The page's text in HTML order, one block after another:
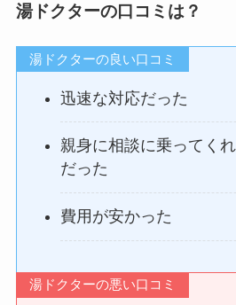
湯ドクターの口コミは？
湯ドクターの良い口コミ
迅速な対応だった
親身に相談に乗ってく
だった
費用が安かった
湯ドクターの悪い口コミ